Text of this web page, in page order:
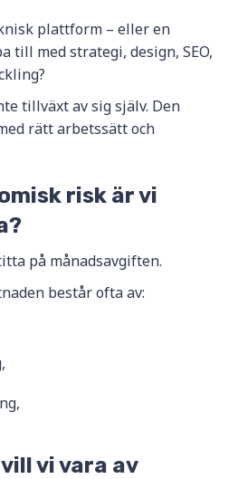
plattform – eller en
till med strategi, design, SEO,
tillväxt av sig själv. Den
rätt arbetssätt och
risk är vi
på månadsavgiften.
består ofta av:
vi vara av